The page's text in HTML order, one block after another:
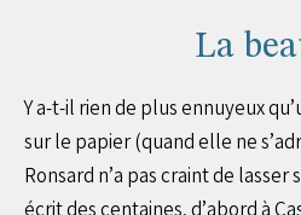
La
Y a-t-il rien de plus ennuyeux
sur le papier (quand elle ne
Ronsard n’a pas craint de lasser